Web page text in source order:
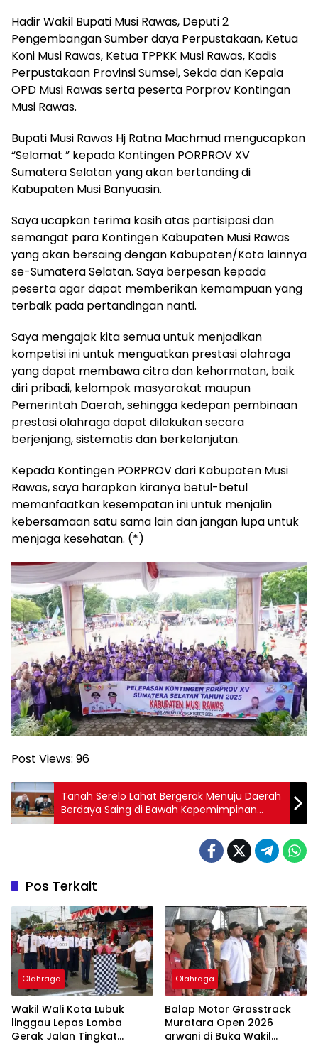
Hadir Wakil Bupati Musi Rawas, Deputi 2
Pengembangan Sumber daya Perpustakaan, Ketua
Koni Musi Rawas, Ketua TPPKK Musi Rawas, Kadis
Perpustakaan Provinsi Sumsel, Sekda dan Kepala
OPD Musi Rawas serta peserta Porprov Kontingan
Musi Rawas.
Bupati Musi Rawas Hj Ratna Machmud mengucapkan
“Selamat ” kepada Kontingen PORPROV XV
Sumatera Selatan yang akan bertanding di
Kabupaten Musi Banyuasin.
Saya ucapkan terima kasih atas partisipasi dan
semangat para Kontingen Kabupaten Musi Rawas
yang akan bersaing dengan Kabupaten/Kota lainnya
se-Sumatera Selatan. Saya berpesan kepada
peserta agar dapat memberikan kemampuan yang
terbaik pada pertandingan nanti.
Saya mengajak kita semua untuk menjadikan
kompetisi ini untuk menguatkan prestasi olahraga
yang dapat membawa citra dan kehormatan, baik
diri pribadi, kelompok masyarakat maupun
Pemerintah Daerah, sehingga kedepan pembinaan
prestasi olahraga dapat dilakukan secara
berjenjang, sistematis dan berkelanjutan.
Kepada Kontingen PORPROV dari Kabupaten Musi
Rawas, saya harapkan kiranya betul-betul
memanfaatkan kesempatan ini untuk menjalin
kebersamaan satu sama lain dan jangan lupa untuk
menjaga kesehatan. (*)
Post Views: 96
Tanah Serelo Lahat Bergerak Menuju Daerah
Berdaya Saing di Bawah Kepemimpinan
Bupati BZ dan Wakil Bupati WIN
Pos Terkait
Olahraga
Wakil Wali Kota Lubuk
linggau Lepas Lomba
Gerak Jalan Tingkat
Olahraga
Balap Motor Grasstrack
Muratara Open 2026
arwani di Buka Wakil